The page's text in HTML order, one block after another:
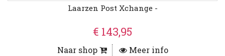
Laarzen Post Xchange -
€ 143,95
Naar shop Meer info